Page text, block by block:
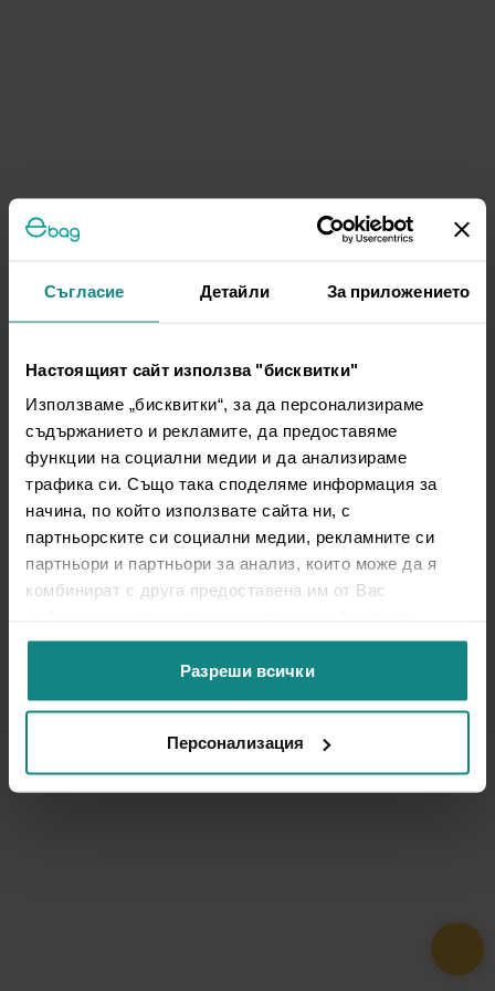
Съгласие Детайли За приложението
Настоящият сайт използва "бисквитки"
Използваме „бисквитки“, за да персонализираме
съдържанието и рекламите, да предоставяме
функции на социални медии и да анализираме
трафика си. Също така споделяме информация за
начина, по който използвате сайта ни, с
партньорските си социални медии, рекламните си
партньори и партньори за анализ, които може да я
комбинират с друга предоставена им от Вас
ползването от Ваша страна на услугите им.
Разреши всички
Персонализация